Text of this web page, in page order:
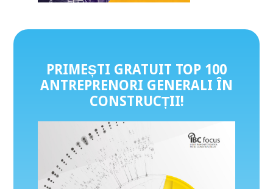
PRIMEȘTI GRATUIT TOP 100
ANTREPRENORI GENERALI ÎN
CONSTRUCȚII!